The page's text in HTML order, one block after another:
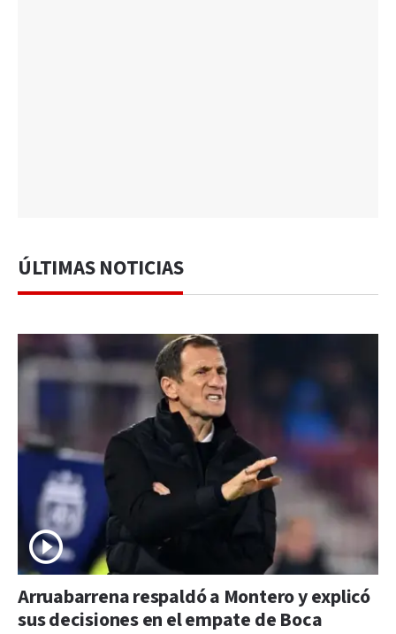
ÚLTIMAS NOTICIAS
Arruabarrena respaldó a Montero y explicó
sus decisiones en el empate de Boca